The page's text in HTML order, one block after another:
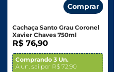
Comprar
Cachaça Santo Grau Coronel
Xavier Chaves 750ml
R$ 76,90
Comprando 3 Un.
A un. sai por R$ 72,90